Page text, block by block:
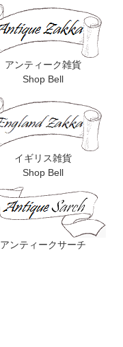
アンティーク雑貨
Shop Bell
イギリス雑貨
Shop Bell
アンティークサーチ